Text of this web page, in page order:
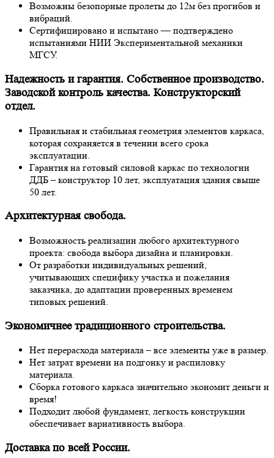
Возможны безопорные пролеты до 12м без прогибов и
вибраций.
Сертифицировано и испытано — подтверждено
испытаниями НИИ Экспериментальной механики
МГСУ.
Надежность и гарантия. Собственное производство.
Заводской контроль качества. Конструкторский
отдел.
Правильная и стабильная геометрия элементов каркаса,
которая сохраняется в течении всего срока
эксплуатации.
Гарантия на готовый силовой каркас по технологии
ДДБ – конструктор 10 лет, эксплуатация здания свыше
50 лет.
Архитектурная свобода.
Возможность реализации любого архитектурного
проекта: свобода выбора дизайна и планировки.
От разработки индивидуальных решений,
учитывающих специфику участка и пожелания
заказчика, до адаптации проверенных временем
типовых решений.
Экономичнее традиционного строительства.
Нет перерасхода материала – все элементы уже в размер.
Нет затрат времени на подгонку и распиловку
материала.
Сборка готового каркаса значительно экономит деньги и
время!
Подходит любой фундамент, легкость конструкции
обеспечивает вариативность выбора.
Доставка по всей России.